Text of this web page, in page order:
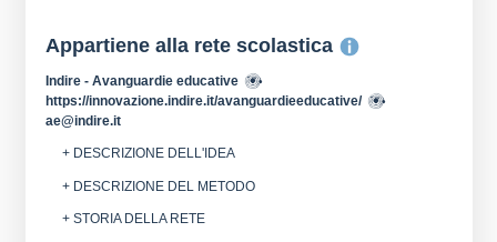
Appartiene alla rete scolastica
Indire - Avanguardie educative
https://innovazione.indire.it/avanguardieeducative/
ae@indire.it
+ DESCRIZIONE DELL'IDEA
+ DESCRIZIONE DEL METODO
+ STORIA DELLA RETE